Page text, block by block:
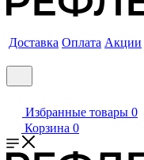
Доставка Оплата Акции
Избранные товары 0
Корзина 0